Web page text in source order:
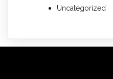
Uncategorized